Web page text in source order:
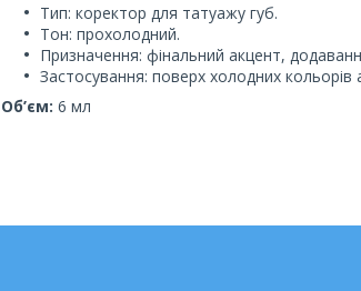
Тип: коректор для татуажу губ.
Тон: прохолодний.
Призначення: фінальний акцент,
Застосування: поверх холодних кольорів
Об’єм: 6 мл